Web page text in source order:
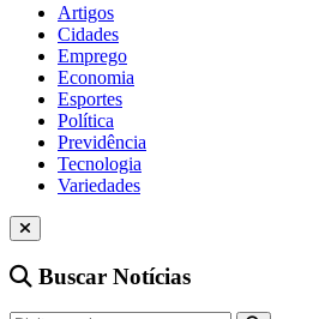
Artigos
Cidades
Emprego
Economia
Esportes
Política
Previdência
Tecnologia
Variedades
Buscar Notícias